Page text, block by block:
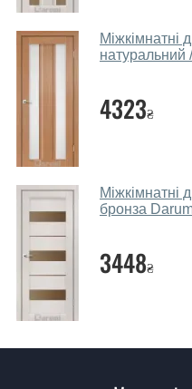
накладками товщиною 20
МДФ, вся конструкція
надійною.
Наші рекомендації
параметрів, бюджету та
дверних полотен
кожного відвідувача.
Заміри
Так, робимо. Наші
консультацію на виїзді.
собою каталоги кольорів
консультації Ви можете
Міжкімнатні
натуральний
4323₴
Міжкімнатні
бронза
3448₴